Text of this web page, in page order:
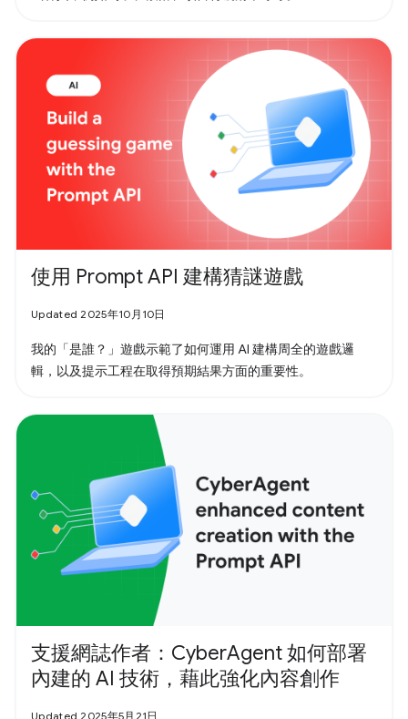
使用 Prompt API 建構猜謎遊戲
Updated 2025年10月10日
我的「是誰？」遊戲示範了如何運用 AI 建構周全的遊戲邏
輯，以及提示工程在取得預期結果方面的重要性。
支援網誌作者：CyberAgent 如何部署
內建的 AI 技術，藉此強化內容創作
Updated 2025年5月21日